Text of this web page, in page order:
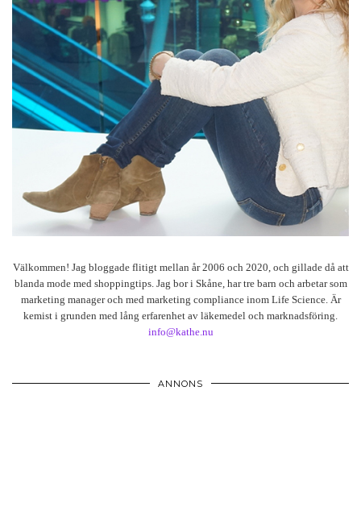
Välkommen! Jag bloggade flitigt mellan år 2006 och 2020, och gillade då att
blanda mode med shoppingtips. Jag bor i Skåne, har tre barn och arbetar som
marketing manager och med marketing compliance inom Life Science. Är
kemist i grunden med lång erfarenhet av läkemedel och marknadsföring.
info@kathe.nu
ANNONS